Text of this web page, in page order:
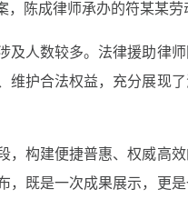
陈成律师承办的符某某劳
及人数较多。法律援助律
维护合法权益，充分展现
，构建便捷普惠、权威高
，既是一次成果展示，更